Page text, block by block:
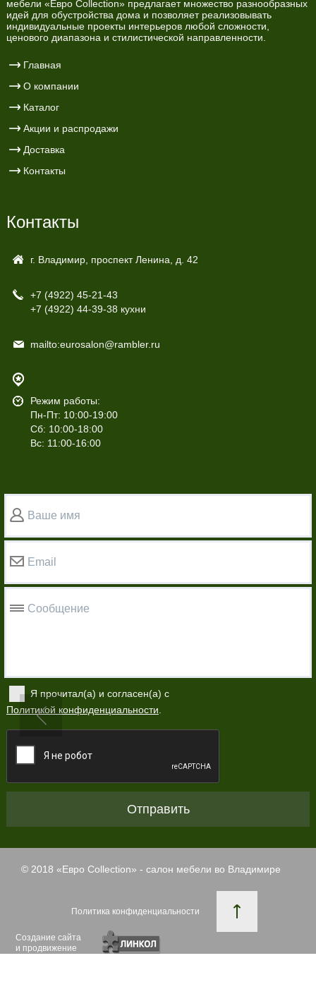
мебели «Евро Collection» предлагает множество разнообразных
идей для обустройства дома и позволяет реализовывать
индивидуальные проекты интерьеров любой сложности,
ценового диапазона и стилистической направленности.
Главная
О компании
Каталог
Акции и распродажи
Доставка
Контакты
Контакты
г. Владимир, проспект Ленина, д. 42
+7 (4922) 45-21-43
+7 (4922) 44-39-38 кухни
mailto:eurosalon@rambler.ru
Режим работы:
Пн-Пт: 10:00-19:00
Сб: 10:00-18:00
Вс: 11:00-16:00
Ваше имя
Email
Сообщение
Я прочитал(а) и согласен(а) с
Политикой конфиденциальности
Отправить
© 2018 «Евро Collection» - салон мебели во Владимире
Политика конфиденциальности
Создание сайта
и продвижение